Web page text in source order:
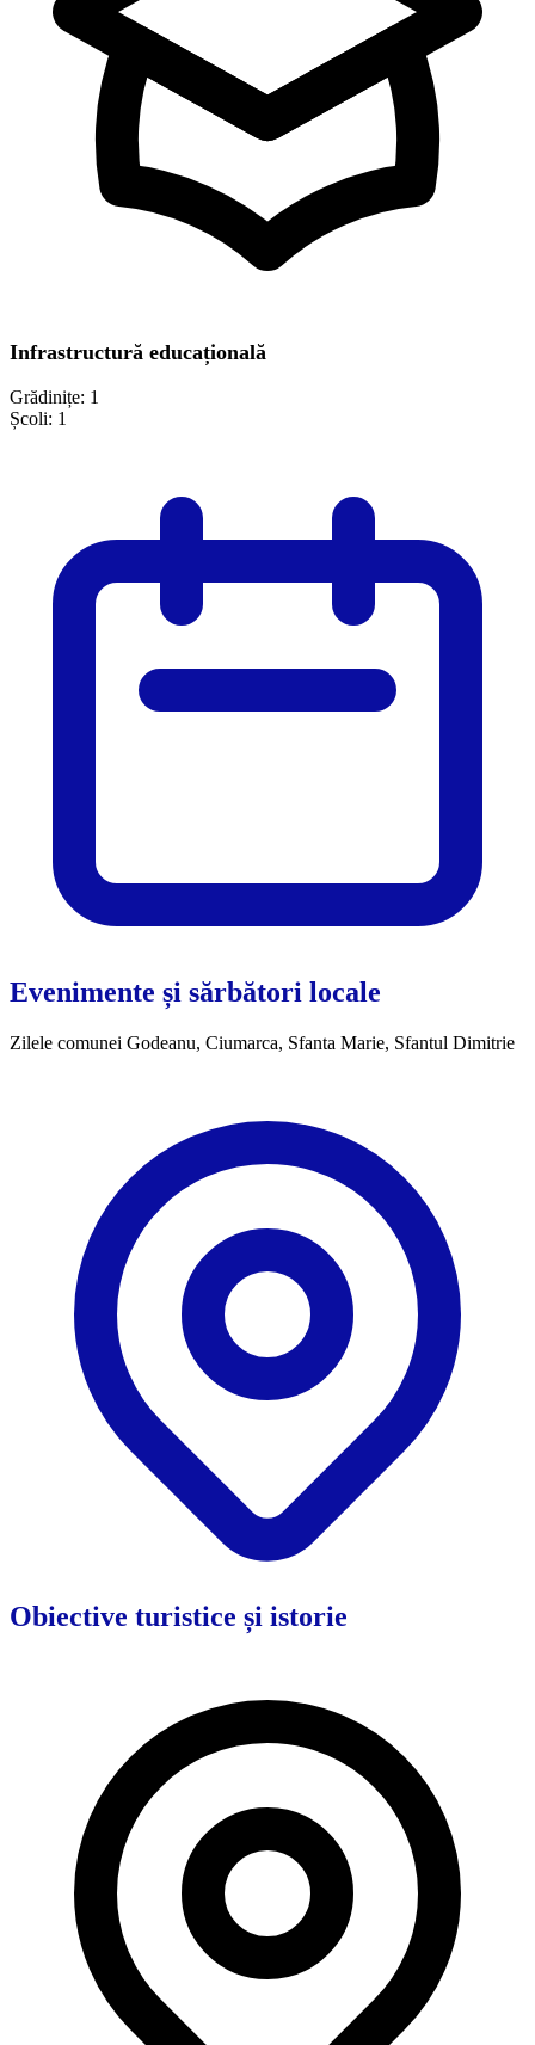
Infrastructură educațională
Grădinițe: 1
Școli: 1
Evenimente și sărbători locale
Zilele comunei Godeanu, Ciumarca, Sfanta Marie, Sfantul Dimitrie
Obiective turistice și istorie